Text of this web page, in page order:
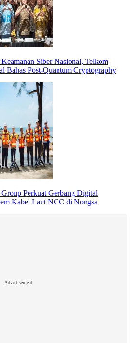
Keamanan Siber Nasional, Telkom
Bahas Post-Quantum Cryptography
Perkuat Gerbang Digital
Kabel Laut NCC di Nongsa
Advertisement